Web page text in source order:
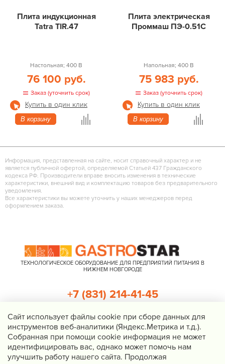
Плита индукционная
Tatra TIR.47
Настольная; 400 В
76 100 руб.
Заказ (уточнить срок)
Купить в один клик
В корзину
Плита электрическая
Проммаш ПЭ-0.51С
Напольная; 400 В
75 983 руб.
Заказ (уточнить срок)
Купить в один клик
В корзину
Информация, представленная на сайте, носит справочный характер и не
является публичной офертой, определяемой Статьей 437 Гражданского
кодекса РФ. Производители вправе вносить изменения в технические
характеристики, внешний вид и комплектацию товаров без предварительного
уведомления.
Все характеристики вы можете уточнить у наших менеджеров перед
оформлением заказа.
ТЕХНОЛОГИЧЕСКОЕ ОБОРУДОВАНИЕ ДЛЯ ПРЕДПРИЯТИЙ ПИТАНИЯ В
НИЖНЕМ НОВГОРОДЕ
Нижний Новгород, Казанское шоссе, д. 4, корп. 3, пом. 1
info@gastrostar.ru
+7 (831) 214-41-45
Перезвоните мне
Cайт использует файлы cookie при сборе данных для
инструментов веб-аналитики (Яндекс.Метрика и т.д.).
Собранная при помощи cookie информация не может
идентифицировать вас, однако может помочь нам
улучшить работу нашего сайта. Продолжая